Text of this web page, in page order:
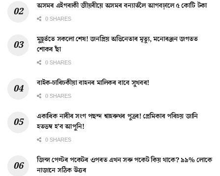
অসমৰ এইগৰাকী জীয়ৰীয়ে অসমৰ বন্যাৰ্তলৈ আগবঢ়ালে ৫ কোটি টকা
0 SHARES
মুহূৰ্ততে সকলো শেষ! জনপ্ৰিয় অভিনেতাৰ মৃত্যু, মনোৰঞ্জন জগতত
শোকৰ ছাঁ
0 SHARES
বাইক-চাৰিচকীয়া বাহনৰ মালিকৰ বাবে সুখবৰ!
0 SHARES
একাধিক নাৰীৰ সংগ পছন্দ শ্বাহৰুখৰ পুত্ৰৰ! প্ৰেমিকাৰ পৰিচয় জানি
হতভম্ব হ’ব আপুনি!
0 SHARES
জিন্স পেণ্টৰ পকেটৰ ওপৰত এখন সৰু পকেট কিয় থাকে? ৯৯% লোকে
নাজানে সঠিক উত্তৰ